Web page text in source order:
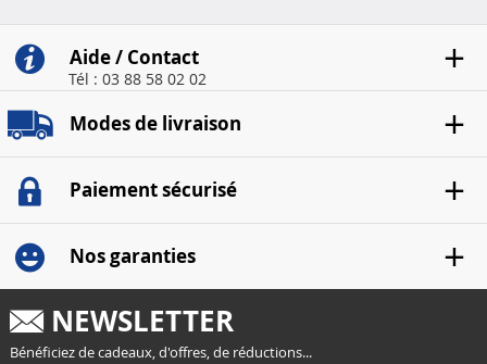
Aide / Contact
Tél : 03 88 58 02 02
Modes de livraison
Paiement sécurisé
Nos garanties
NEWSLETTER
Bénéficiez de cadeaux, d'offres, de réductions...